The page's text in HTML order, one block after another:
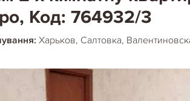
Код: 764932/3
Харьков, Салтовка,